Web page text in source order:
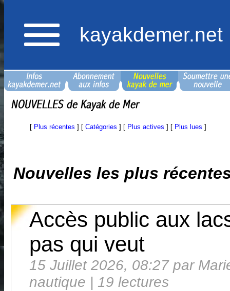
kayakdemer.net
[ Plus récentes ] [ Catégories ] [ Plus actives ] [ Plus lues ]
Nouvelles les plus
Accès public aux
pas qui veut
15 Juillet 2026, 08:27 par
nautique | 19 lectures